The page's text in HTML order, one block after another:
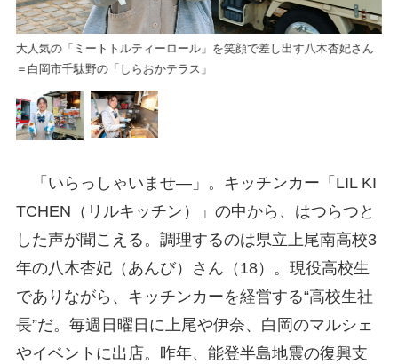
大人気の「ミートトルティーロール」を笑顔で差し出す八木杏妃さん
＝白岡市千駄野の「しらおかテラス」
「いらっしゃいませ―」。キッチンカー「LIL KI
TCHEN（リルキッチン）」の中から、はつらつと
した声が聞こえる。調理するのは県立上尾南高校3
年の八木杏妃（あんび）さん（18）。現役高校生
でありながら、キッチンカーを経営する“高校生社
長”だ。毎週日曜日に上尾や伊奈、白岡のマルシェ
やイベントに出店。昨年、能登半島地震の復興支